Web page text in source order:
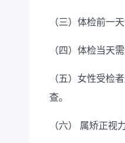
（三）体检前一
（四）体检当天
（五）女性受检
查。
（六） 属矫正视